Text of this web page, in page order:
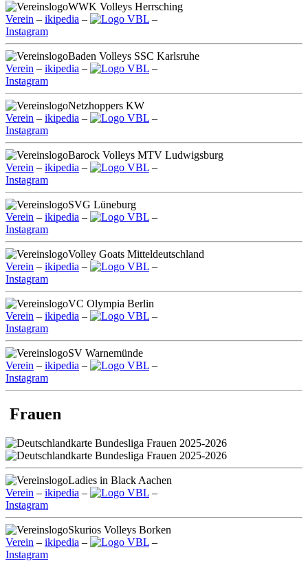
WWK Volleys Herrsching
Verein – ikipedia – VBL –
Instagram
Baden Volleys SSC Karlsruhe
Verein – ikipedia – VBL –
Instagram
Netzhoppers KW
Verein – ikipedia – VBL –
Instagram
Barock Volleys MTV Ludwigsburg
Verein – ikipedia – VBL –
Instagram
SVG Lüneburg
Verein – ikipedia – VBL –
Instagram
Volley Goats Mitteldeutschland
Verein – ikipedia – VBL –
Instagram
VC Olympia Berlin
Verein – ikipedia – VBL –
Instagram
SV Warnemünde
Verein – ikipedia – VBL –
Instagram
Frauen
Ladies in Black Aachen
Verein – ikipedia – VBL –
Instagram
Skurios Volleys Borken
Verein – ikipedia – VBL –
Instagram